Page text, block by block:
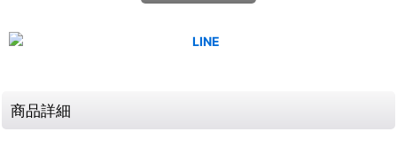
商品詳細